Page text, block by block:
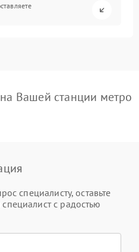
Вашей станции метро
специалисту, оставьте
с радостью